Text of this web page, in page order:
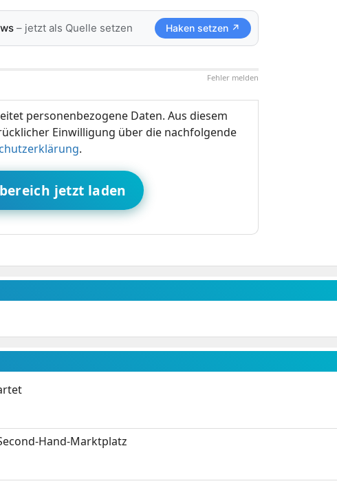
– jetzt als Quelle setzen Haken setzen ↗
Fehler melden
personenbezogene Daten. Aus diesem
Einwilligung über die nachfolgende
.
jetzt laden
Hand-Marktplatz